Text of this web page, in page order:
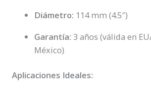
Diámetro: 114 mm (4.5″)
Garantía: 3 años (válida en
México)
Aplicaciones Ideales: